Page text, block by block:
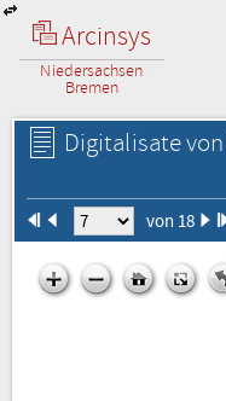
Arcinsys
Niedersachsen
Bremen
Digitalisate von
von 18